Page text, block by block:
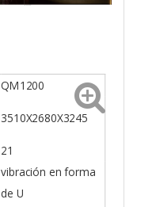
QM1200
3510X2680X3245
21
vibración en forma
de U